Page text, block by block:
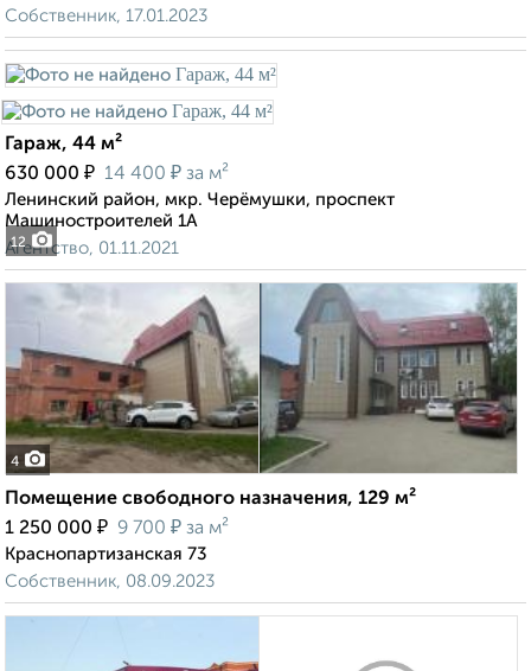
Собственник, 17.01.2023
12
Гараж, 44 м²
630 000 ₽ 14 400 ₽ за м²
Ленинский район, мкр. Черёмушки, проспект
Машиностроителей 1А
Агентство, 01.11.2021
4
Помещение свободного назначения, 129 м²
1 250 000 ₽ 9 700 ₽ за м²
Краснопартизанская 73
Собственник, 08.09.2023